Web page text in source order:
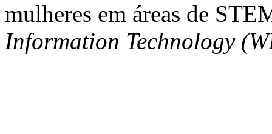
mulheres em áreas de
Information Technology